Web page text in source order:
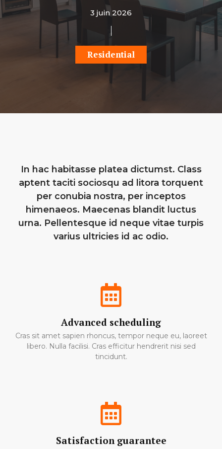
3 juin 2026
Residential
In hac habitasse platea dictumst. Class
aptent taciti sociosqu ad litora torquent
per conubia nostra, per inceptos
himenaeos. Maecenas blandit luctus
urna. Pellentesque id neque vitae turpis
varius ultricies id ac odio.
Advanced scheduling
Cras sit amet sapien rhoncus, tempor neque eu, laoreet
libero. Nulla facilisi. Cras efficitur hendrerit nisi sed
tincidunt.
Satisfaction guarantee